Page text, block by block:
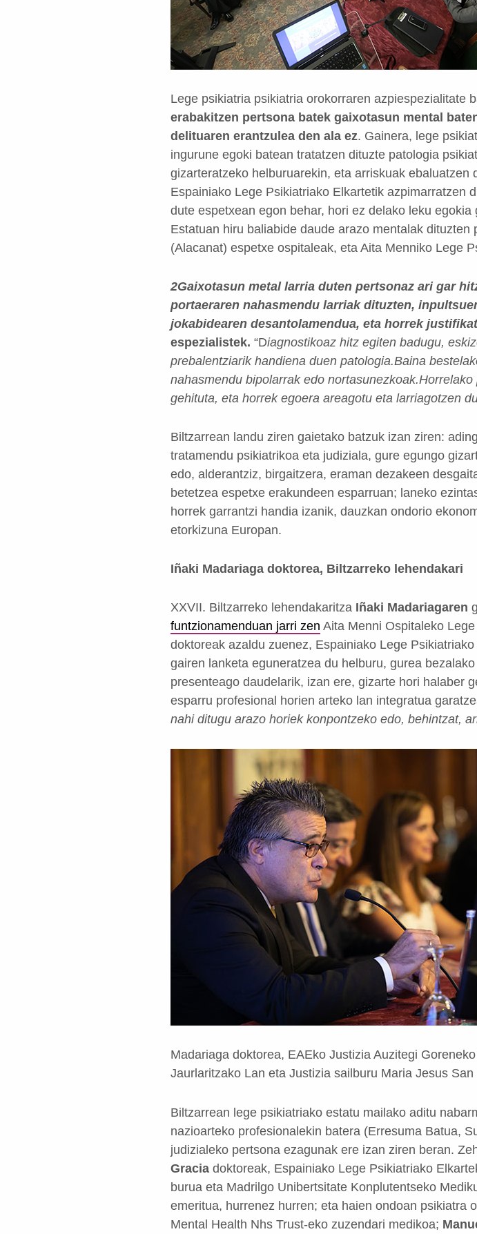
Lege psikiatria psikiatria orokorraren azpiespezialitate
erabakitzen pertsona batek gaixotasun mental
delituaren erantzulea den ala ez. Gainera, lege
ingurune egoki batean tratatzen dituzte patologia
gizarteratzeko helburuarekin, eta arriskuak
Espainiako Lege Psikiatriako Elkartetik azpimarratzen
dute espetxean egon behar, hori ez delako leku
Estatuan hiru baliabide daude arazo mentalak
(Alacanat) espetxe ospitaleak, eta Aita Menniko Lege
2Gaixotasun metal larria duten pertsonaz ari gar
portaeraren nahasmendu larriak dituzten,
jokabidearen desantolamendua, eta horrek
espezialistek. “Diagnostikoaz hitz egiten badugu,
prebalentziarik handiena duen patologia.Baina
nahasmendu bipolarrak edo nortasunezkoak.Horrelako
gehituta, eta horrek egoera areagotu eta larriagotzen
Biltzarrean landu ziren gaietako batzuk izan ziren:
tratamendu psikiatrikoa eta judiziala, gure egungo
edo, alderantziz, birgaitzera, eraman dezakeen
betetzea espetxe erakundeen esparruan; laneko
horrek garrantzi handia izanik, dauzkan ondorio
etorkizuna Europan.
Iñaki Madariaga doktorea, Biltzarreko lehendakari
XXVII. Biltzarreko lehendakaritza Iñaki Madariagaren
funtzionamenduan jarri zen Aita Menni Ospitaleko
doktoreak azaldu zuenez, Espainiako Lege
gairen lanketa eguneratzea du helburu, gurea
presenteago daudelarik, izan ere, gizarte hori halaber
esparru profesional horien arteko lan integratua
nahi ditugu arazo horiek konpontzeko edo, behintzat,
Madariaga doktorea, EAEko Justizia Auzitegi
Jaurlaritzako Lan eta Justizia sailburu Maria Jesus San
Biltzarrean lege psikiatriako estatu mailako aditu
nazioarteko profesionalekin batera (Erresuma Batua,
judizialeko pertsona ezagunak ere izan ziren beran.
Gracia doktoreak, Espainiako Lege Psikiatriako
burua eta Madrilgo Unibertsitate Konplutentseko
emeritua, hurrenez hurren; eta haien ondoan psikiatra
Mental Health Nhs Trust-eko zuzendari medikoa;